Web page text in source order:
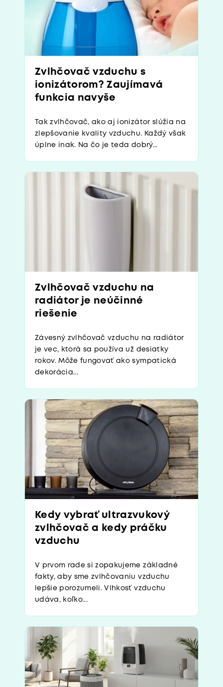
Zvlhčovač vzduchu s
ionizátorom? Zaujímavá
funkcia navyše
Tak zvlhčovač, ako aj ionizátor slúžia na
zlepšovanie kvality vzduchu. Každý však
úplne inak. Na čo je teda dobrý...
Zvlhčovač vzduchu na
radiátor je neúčinné
riešenie
Závesný zvlhčovač vzduchu na radiátor
je vec, ktorá sa používa už desiatky
rokov. Môže fungovať ako sympatická
dekorácia...
Kedy vybrať ultrazvukový
zvlhčovač a kedy práčku
vzduchu
V prvom rade si zopakujeme základné
fakty, aby sme zvlhčovaniu vzduchu
lepšie porozumeli. Vlhkosť vzduchu
udáva, koľko...